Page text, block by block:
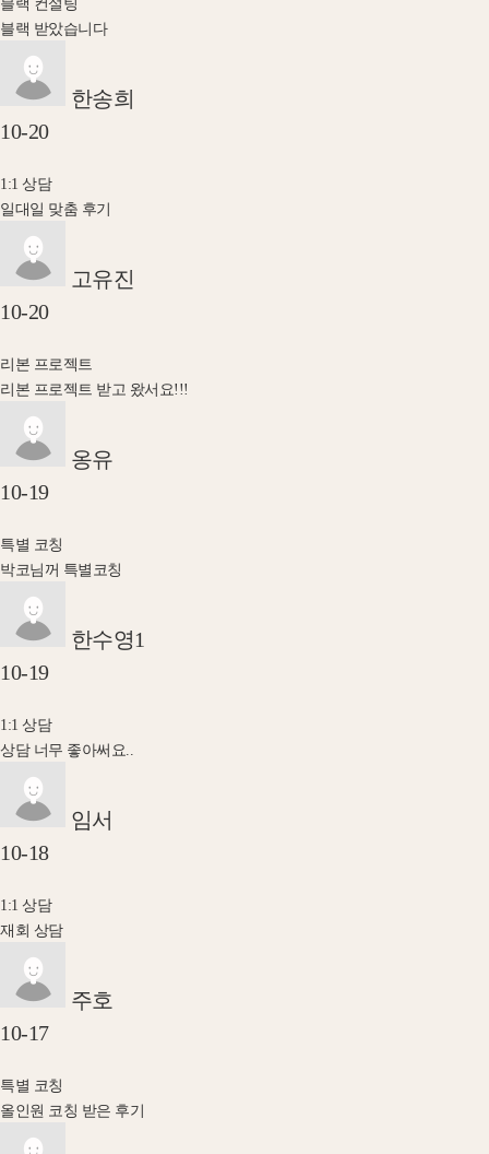
블랙 컨설팅
블랙 받았습니다
한송희
10-20
1:1 상담
일대일 맞춤 후기
고유진
10-20
리본 프로젝트
리본 프로젝트 받고 왔서요!!!
옹유
10-19
특별 코칭
박코님꺼 특별코칭
한수영1
10-19
1:1 상담
상담 너무 좋아써요..
임서
10-18
1:1 상담
재회 상담
주호
10-17
특별 코칭
올인원 코칭 받은 후기